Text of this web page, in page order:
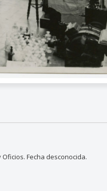
Fecha desconocida.